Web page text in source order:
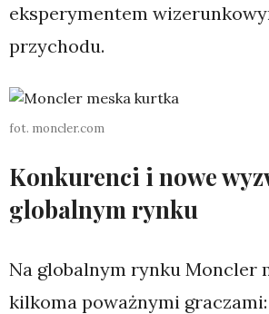
eksperymentem
przychodu.
fot. moncler.com
Konkurenci i nowe
globalnym rynku
Na globalnym rynku Moncler
kilkoma poważnymi graczami: